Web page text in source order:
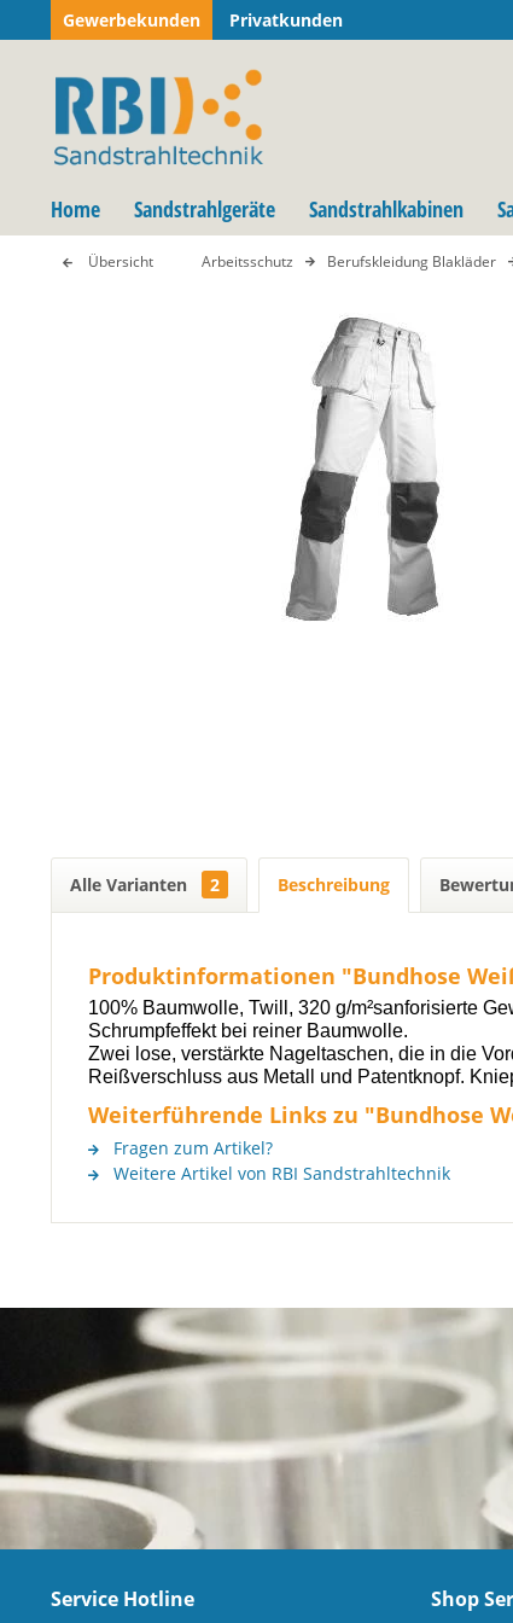
Gewerbekunden Privatkunden
Home Sandstrahlgeräte Sandstrahlkabinen
Übersicht Arbeitsschutz Berufskleidung Blakläder
Alle Varianten 2 Beschreibung
Produktinformationen "Bundhose
100% Baumwolle, Twill, 320 g/m²sanforisierte
Schrumpfeffekt bei reiner Baumwolle.
Zwei lose, verstärkte Nageltaschen, die in die
Reißverschluss aus Metall und Patentknopf.
Weiterführende Links zu "Bundhose
Fragen zum Artikel?
Weitere Artikel von RBI Sandstrahltechnik
Service Hotline Shop